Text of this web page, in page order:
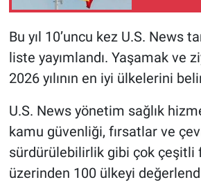
Bu yıl 10’uncu kez U.S. News
liste yayımlandı. Yaşamak ve
2026 yılının en iyi ülkelerini
U.S. News yönetim sağlık
kamu güvenliği, fırsatlar ve
sürdürülebilirlik gibi çok çeşitli
üzerinden 100 ülkeyi